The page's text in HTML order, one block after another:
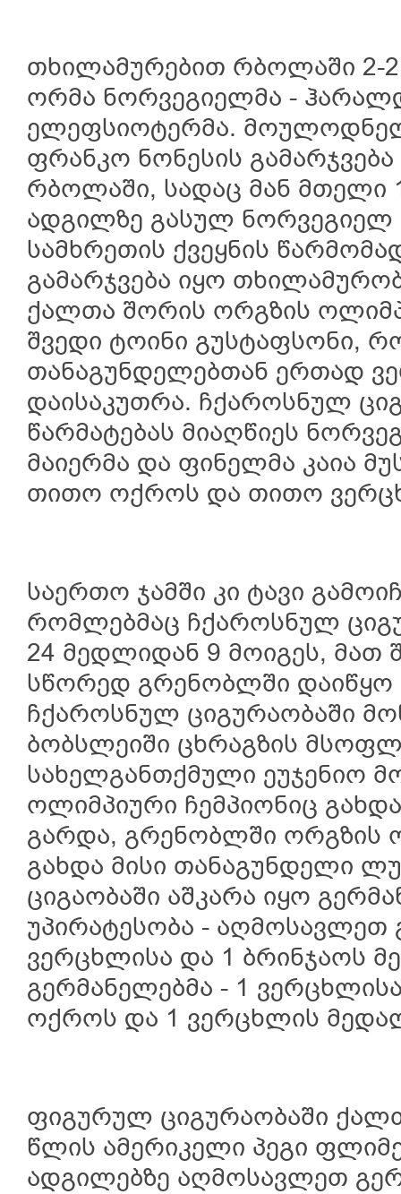
თხილამურებით რბოლაში 2-
ორმა ნორვეგიელმა -
ელეფსიოტერმა.
ფრანკო ნონესის
რბოლაში, სადაც მან მთელი
ადგილზე გასულ ნორვეგიელ
სამხრეთის ქვეყნის
გამარჯვება იყო
ქალთა შორის ორგზის
შვედი ტოინი გუსტაფსონი,
თანაგუნდელებთან ერთად
დაისაკუთრა. ჩქაროსნულ
წარმატებას მიაღწიეს
მაიერმა და ფინელმა კაია
თითო ოქროს და თითო
საერთო ჯამში კი ტავი
რომლებმაც ჩქაროსნულ
24 მედლიდან 9 მოიგეს, მათ
სწორედ გრენობლში
ჩქაროსნულ ციგურაობაში
ბობსლეიში ცხრაგზის
სახელგანთქმული ეუჯენიო
ოლიმპიური ჩემპიონიც
გარდა, გრენობლში ორგზის
გახდა მისი თანაგუნდელი
ციგაობაში აშკარა იყო
უპირატესობა - აღმოსავლეთ
ვერცხლისა და 1 ბრინჯაოს
გერმანელებმა - 1
ოქროს და 1 ვერცხლის
ფიგურულ ციგურაობაში
წლის ამერიკელი პეგი
ადგილებზე აღმოსავლეთ